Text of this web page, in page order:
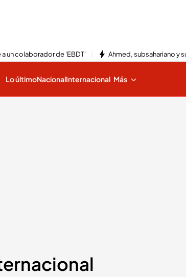
un colaborador de 'EBDT' Ahmed, subsahariano y
Lo últimoNacionalInternacional Más